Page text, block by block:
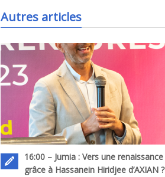
Autres articles
16:00 – Jumia : Vers une renaissance
grâce à Hassanein Hiridjee d’AXIAN ?